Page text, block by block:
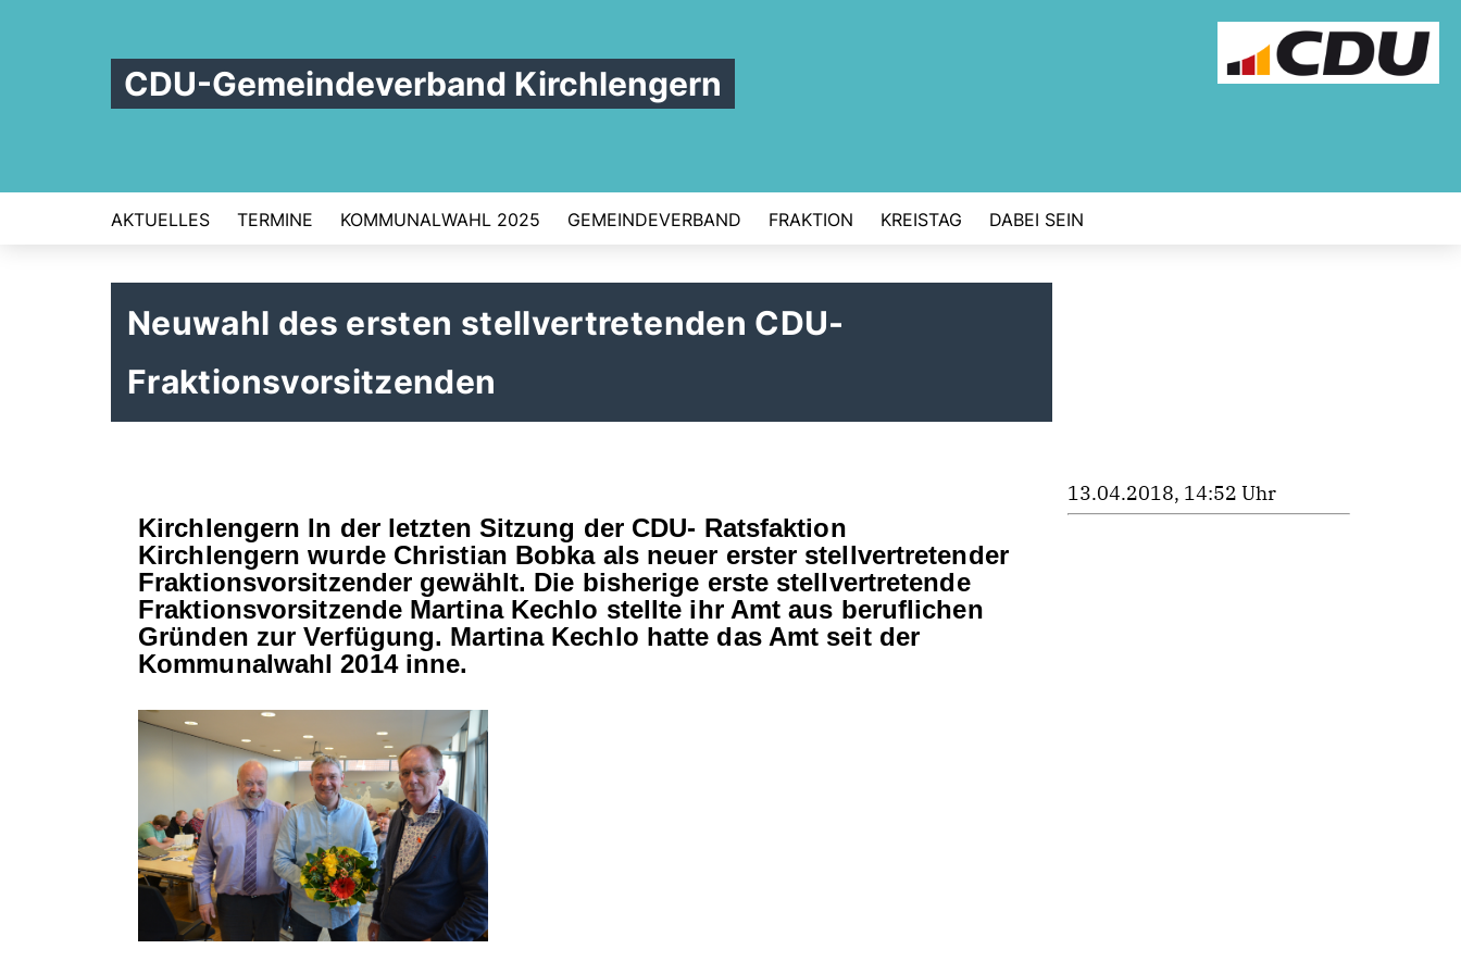
CDU-Gemeindeverband Kirchlengern
AKTUELLES TERMINE KOMMUNALWAHL 2025 GEMEINDEVERBAND FRAKTION KREISTAG DABEI SEIN
Neuwahl des ersten stellvertretenden CDU-
Fraktionsvorsitzenden
Kirchlengern In der letzten Sitzung der CDU- Ratsfaktion
Kirchlengern wurde Christian Bobka als neuer erster stellvertretender
Fraktionsvorsitzender gewählt. Die bisherige erste stellvertretende
Fraktionsvorsitzende Martina Kechlo stellte ihr Amt aus beruflichen
Gründen zur Verfügung. Martina Kechlo hatte das Amt seit der
Kommunalwahl 2014 inne.
13.04.2018, 14:52 Uhr